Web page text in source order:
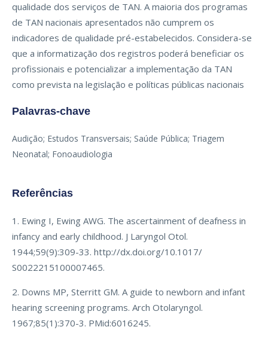
qualidade dos serviços de TAN. A maioria dos programas
de TAN nacionais apresentados não cumprem os
indicadores de qualidade pré-estabelecidos. Considera-se
que a informatização dos registros poderá beneficiar os
profissionais e potencializar a implementação da TAN
como prevista na legislação e políticas públicas nacionais
Palavras-chave
Audição; Estudos Transversais; Saúde Pública; Triagem
Neonatal; Fonoaudiologia
Referências
1. Ewing I, Ewing AWG. The ascertainment of deafness in
infancy and early childhood. J Laryngol Otol.
1944;59(9):309-33. http://dx.doi.org/10.1017/
S0022215100007465.
2. Downs MP, Sterritt GM. A guide to newborn and infant
hearing screening programs. Arch Otolaryngol.
1967;85(1):370-3. PMid:6016245.